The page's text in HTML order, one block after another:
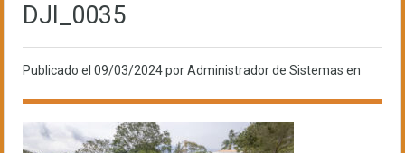
DJI_0035
Publicado el 09/03/2024por Administrador de Sistemas en